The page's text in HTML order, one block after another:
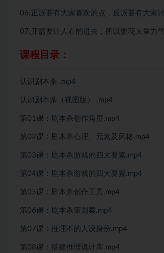
06.正派要有大家喜欢的点，反派要有大家
07.开篇要让人看的进去，所以要花大量力
课程目录：
认识剧本杀 .mp4
认识剧本杀（视图版） .mp4
第01课：剧本杀创作角度.mp4
第02课：剧本杀心理、元素及风格.mp4
第03课：剧本杀游戏的四大要素.mp4
第04课：剧本杀游戏的四大要素.mp4
第05课：剧本杀创作工具.mp4
第06课：剧本杀策划案.mp4
第07课：推理本的人设身份.mp4
第08课：搭建推理诡计库.mp4